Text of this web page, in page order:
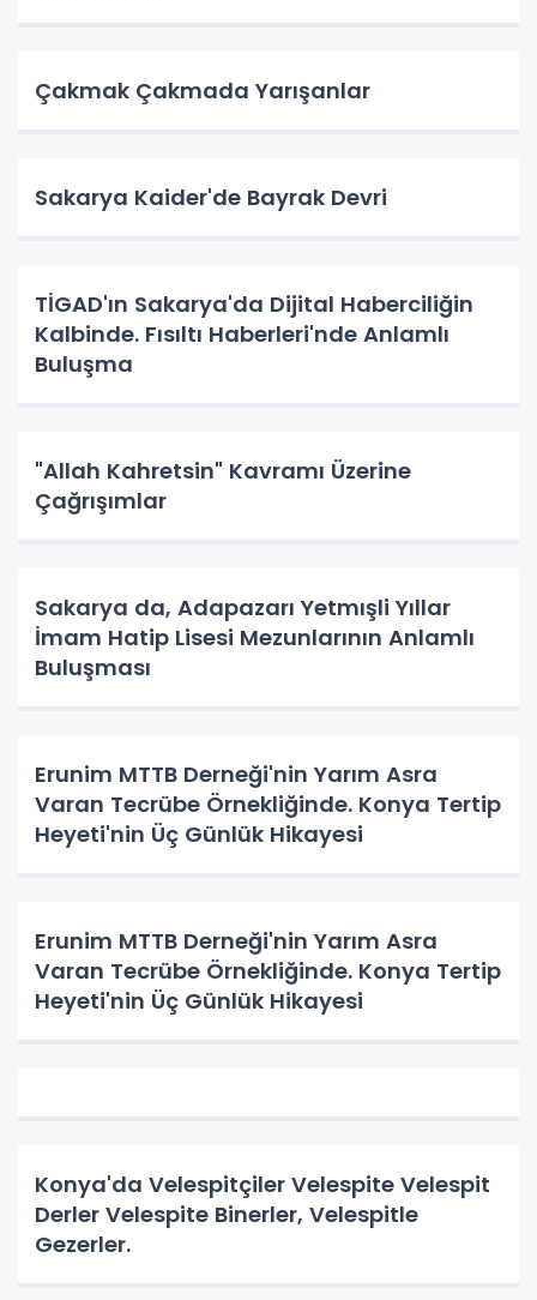
Çakmak Çakmada Yarışanlar
Sakarya Kaider'de Bayrak Devri
TİGAD'ın Sakarya'da Dijital Haberciliğin
Kalbinde. Fısıltı Haberleri'nde Anlamlı
Buluşma
"Allah Kahretsin" Kavramı Üzerine
Çağrışımlar
Sakarya da, Adapazarı Yetmışli Yıllar
İmam Hatip Lisesi Mezunlarının Anlamlı
Buluşması
Erunim MTTB Derneği'nin Yarım Asra
Varan Tecrübe Örnekliğinde. Konya Tertip
Heyeti'nin Üç Günlük Hikayesi
Erunim MTTB Derneği'nin Yarım Asra
Varan Tecrübe Örnekliğinde. Konya Tertip
Heyeti'nin Üç Günlük Hikayesi
Konya'da Velespitçiler Velespite Velespit
Derler Velespite Binerler, Velespitle
Gezerler.